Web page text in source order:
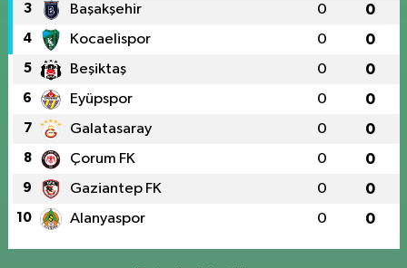
3 Başakşehir 0 0
4 Kocaelispor 0 0
5 Beşiktaş 0 0
6 Eyüpspor 0 0
7 Galatasaray 0 0
8 Çorum FK 0 0
9 Gaziantep FK 0 0
10 Alanyaspor 0 0